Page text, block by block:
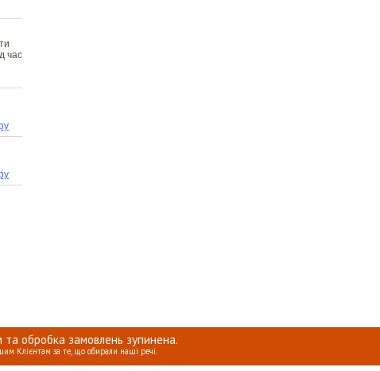
обробка замовлень зупинена.
Клієнтам за те, що обирали наші речі.
час